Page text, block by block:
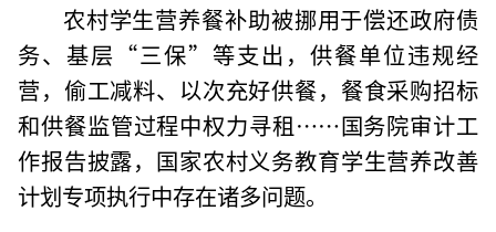
农村学生营养餐补助被挪用于偿还政府债
务、基层“三保”等支出，供餐单位违规经
营，偷工减料、以次充好供餐，餐食采购招标
和供餐监管过程中权力寻租……国务院审计工
作报告披露，国家农村义务教育学生营养改善
计划专项执行中存在诸多问题。